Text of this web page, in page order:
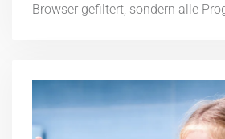
Browser gefiltert, sondern alle